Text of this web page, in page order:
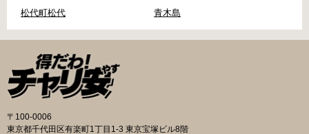
松代町松代
青木島
〒100-0006
東京都千代田区有楽町1丁目1-3 東京宝塚ビル8階